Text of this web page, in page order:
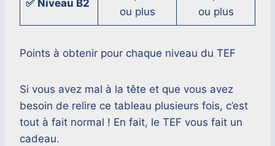
✅ Niveau B2
ou plus
ou plus
Points à obtenir pour chaque niveau du TEF
Si vous avez mal à la tête et que vous avez
besoin de relire ce tableau plusieurs fois, c’est
tout à fait normal ! En fait, le TEF vous fait un
cadeau.